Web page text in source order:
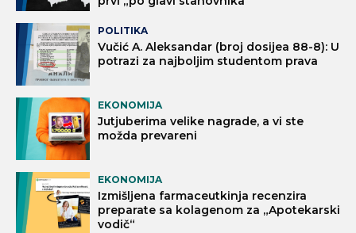
POLITIKA
Vučić A. Aleksandar (broj dosijea 88-8): U
potrazi za najboljim studentom prava
EKONOMIJA
Jutjuberima velike nagrade, a vi ste
možda prevareni
EKONOMIJA
Izmišljena farmaceutkinja recenzira
preparate sa kolagenom za „Apotekarski
vodič“